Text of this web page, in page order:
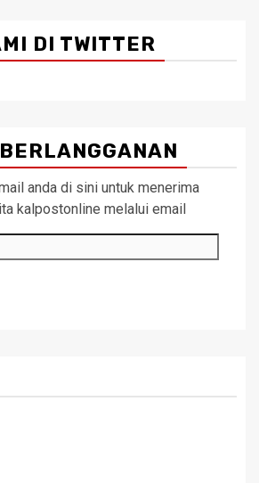
DI TWITTER
anda di sini untuk menerima
kalpostonline melalui email